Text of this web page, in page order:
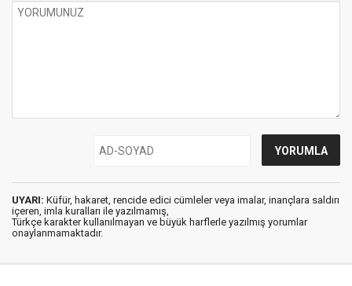
UYARI: Küfür, hakaret, rencide edici cümleler veya imalar, inançlara saldırı
içeren, imla kuralları ile yazılmamış,
Türkçe karakter kullanılmayan ve büyük harflerle yazılmış yorumlar
onaylanmamaktadır.